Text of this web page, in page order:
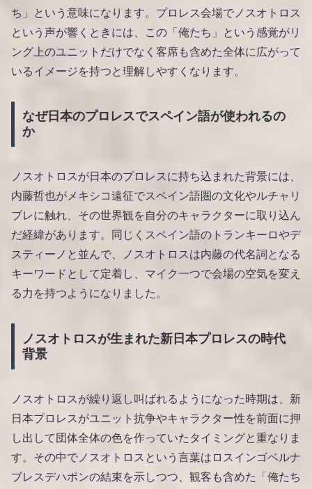
ち」という意味になります。プロレス会場でノスオトロス
という声が響くときには、この「俺たち」という感覚がリ
ング上のユニットだけでなく客席も含めた全体に広がって
いるイメージを持つと理解しやすくなります。
なぜ日本のプロレスでスペイン語が使われるの
か
ノスオトロスが日本のプロレスに持ち込まれた背景には、
内藤哲也がメキシコ遠征でスペイン語圏の文化やルチャリ
ブレに触れ、その世界観を自分のキャラクターに取り込ん
だ経緯があります。同じくスペイン語のトランキーロやデ
スティーノと並んで、ノスオトロスは内藤の代名詞となる
キーワードとして定着し、マイク一つで会場の空気を変え
る力を持つようになりました。
ノスオトロスが生まれた新日本プロレスの時代
背景
ノスオトロスが繰り返し叫ばれるようになった時期は、新
日本プロレスがユニット抗争やキャラクター性を前面に押
し出して団体全体の色を作っていたタイミングと重なりま
す。その中でノスオトロスという言葉はロスインゴベルナ
ブレスデハポンの結束を示しつつ、観客も含めた「俺たち